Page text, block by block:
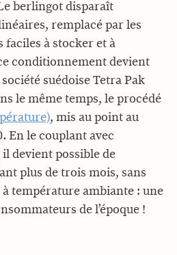
berlingot disparaît
remplacé par les
faciles à stocker et à
conditionnement devient
suédoise Tetra Pak
le même temps, le procédé
, mis au point au
En le couplant avec
il devient possible de
plus de trois mois, sans
température ambiante : une
de l’époque !